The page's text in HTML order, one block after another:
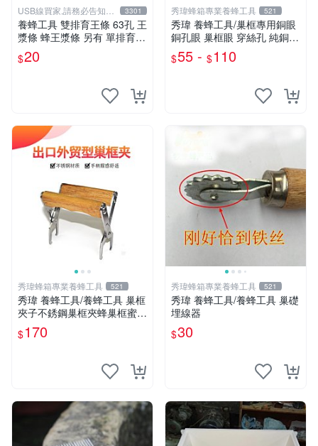
USB線買家,請務必告知相
機型號
3301
養蜂工具 雙排育王條 63孔 王
漿條 蜂王漿條 另有 單排育王
條 煙燻器 防蜂衣 羊皮手套
產卵控制框 蜂蜜濾網
$20
秀瑋蜂箱專業養蜂工具 521
秀瑋 養蜂工具/巢框專用銅眼
銅孔眼 巢框眼 穿絲孔 純銅
巢框[50克裝100克裝]
$55 - $110
秀瑋蜂箱專業養蜂工具 521
秀瑋 養蜂工具/養蜂工具 巢框
夾子不銹鋼巢框夾蜂巢框蜜蜂
箱養蜂工具木柄取脾夾子提蜂
脾
$170
秀瑋蜂箱專業養蜂工具 521
秀瑋 養蜂工具/養蜂工具 巢礎
埋線器
$30